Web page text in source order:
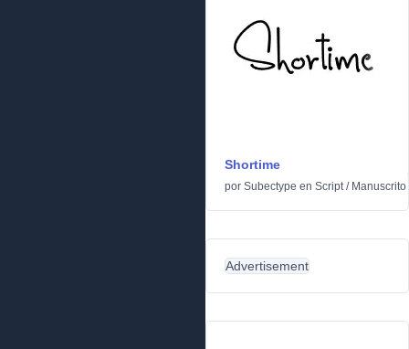
Shortime
por Subectype en Script/ Manuscrito
Advertisement